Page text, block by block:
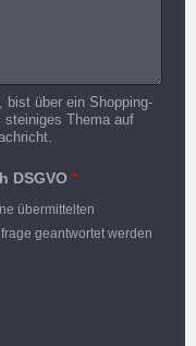
bist über ein Shopping-
steiniges Thema auf
DSGVO *
übermittelten
geantwortet werden